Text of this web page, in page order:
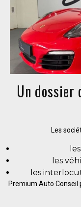
Un dossier
Les
les
les
Premium Auto Conseil